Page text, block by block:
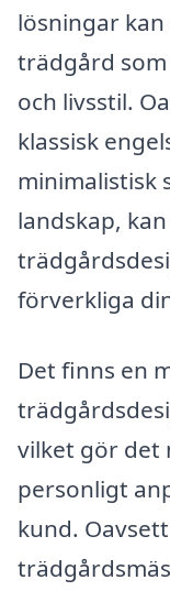
lösningar
trädgård
och livsstil.
klassisk
minimalistisk
landskap,
förverkliga
Det finns en
vilket gör det
personligt
kund.